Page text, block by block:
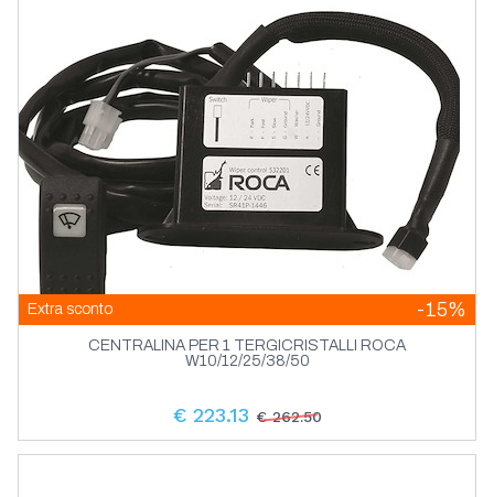
Extra sconto -15%
CENTRALINA PER 1 TERGICRISTALLI ROCA
W10/12/25/38/50
€ 223.13 € 262.50